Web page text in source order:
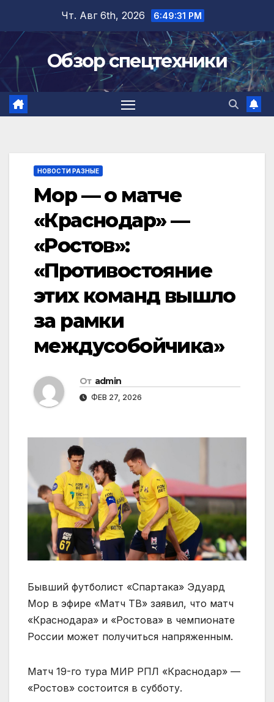
содержимому
Чт. Авг 6th, 2026 6:49:31 PM
Обзор спецтехники
НОВОСТИ РАЗНЫЕ
Мор — о матче
«Краснодар» —
«Ростов»:
«Противостояние
этих команд вышло
за рамки
междусобойчика»
От admin
ФЕВ 27, 2026
Бывший футболист «Спартака» Эдуард
Мор в эфире «Матч ТВ» заявил, что матч
«Краснодара» и «Ростова» в чемпионате
России может получиться напряженным.
Матч 19-го тура МИР РПЛ «Краснодар» —
«Ростов» состоится в субботу.